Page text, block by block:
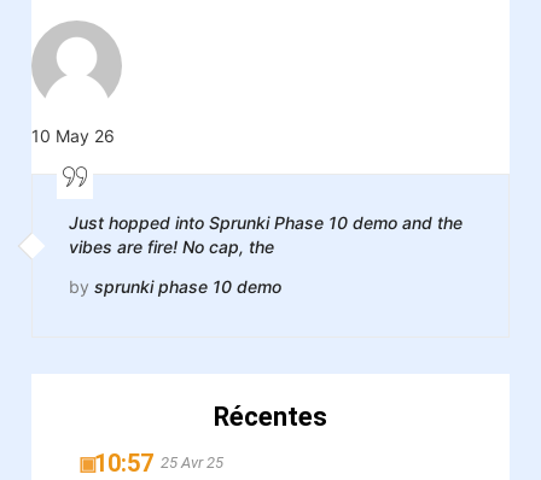
10 May 26
Just hopped into Sprunki Phase 10 demo and the
vibes are fire! No cap, the
by sprunki phase 10 demo
Récentes
▣10:57 25 Avr 25